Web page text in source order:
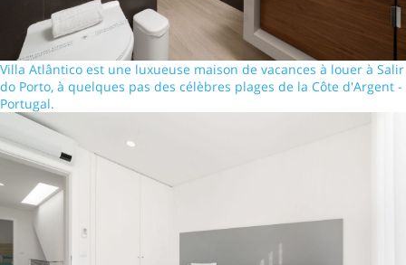
Villa Atlântico est une luxueuse maison de vacances à louer à Salir
do Porto, à quelques pas des célèbres plages de la Côte d'Argent -
Portugal.